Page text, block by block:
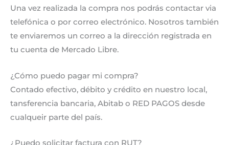
Una vez realizada la compra nos podrás contactar via
telefónica o por correo electrónico. Nosotros también
te enviaremos un correo a la dirección registrada en
tu cuenta de Mercado Libre.
¿Cómo puedo pagar mi compra?
Contado efectivo, débito y crédito en nuestro local,
tansferencia bancaria, Abitab o RED PAGOS desde
cualqueir parte del país.
¿Puedo solicitar factura con RUT?